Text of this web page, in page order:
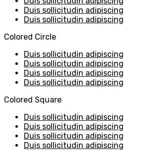
Duis sollicitudin adipiscing
Duis sollicitudin adipiscing
Colored Circle
Duis sollicitudin adipiscing
Duis sollicitudin adipiscing
Duis sollicitudin adipiscing
Duis sollicitudin adipiscing
Colored Square
Duis sollicitudin adipiscing
Duis sollicitudin adipiscing
Duis sollicitudin adipiscing
Duis sollicitudin adipiscing